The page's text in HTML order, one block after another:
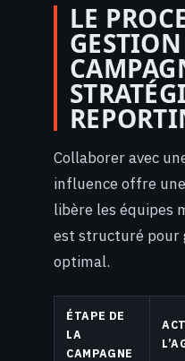
LE
Collaborer avec
influence offre
libère les équipes
est structuré pour
optimal.
ÉTAPE DE
LA
CAMPAGNE